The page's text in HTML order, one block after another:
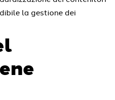
la gestione dei